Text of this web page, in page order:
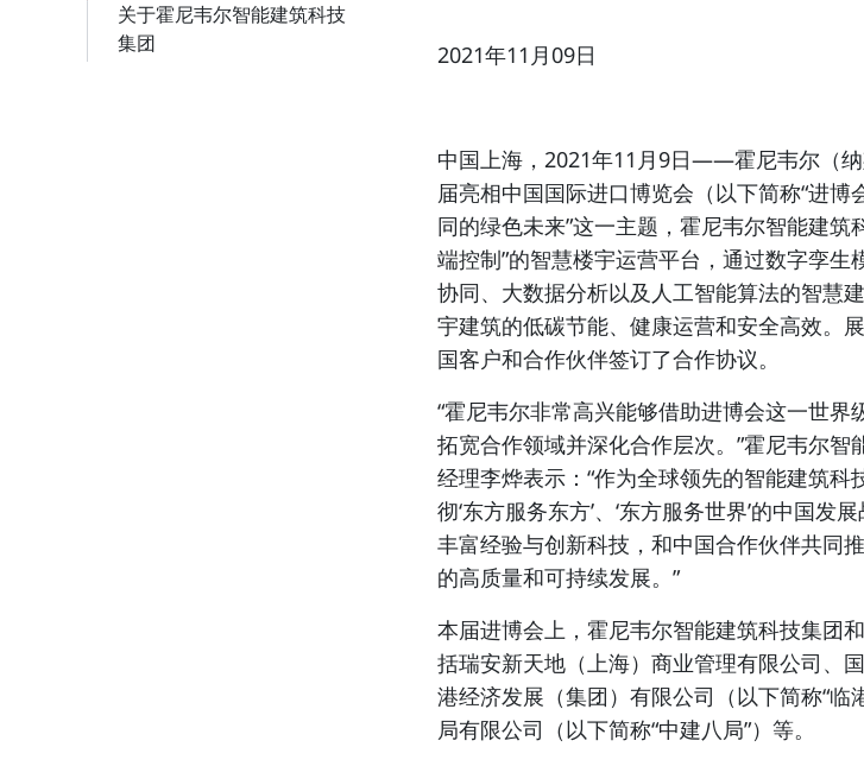
关于霍尼韦尔智能建筑科技
集团
2021年11月09日
中国上海，2021年11月9日——霍尼韦尔（
届亮相中国国际进口博览会（以下简称“进博
同的绿色未来”这一主题， 霍尼韦尔智能建筑
端控制”的智慧楼宇运营平台，通过数字孪
协同、大数据分析以及人工智能算法的智慧
宇建筑的低碳节能、 健康运营和安全高效。
国客户和合作伙伴签订了合作协议。
“霍尼韦尔非常高兴能够借助进博会这一世
拓宽合作领域并深化合作层次。”霍尼韦尔
经理李烨表示：“作为全球领先的智能建筑科
彻‘东方服务东方’、‘东方服务世界’的中国发
丰富经验与创新科技，和中国合作伙伴共同
的高质量和可持续发展。”
本届进博会上， 霍尼韦尔智能建筑科技集团
括瑞安新天地（上海）商业管理有限公司、
港经济发展（集团）有限公司（以下简称“临
局有限公司（以下简称“中建八局”）等。